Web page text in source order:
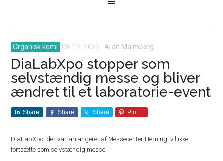
Organisk kemi 08. 12. 2022 Allan Malmberg
DiaLabXpo stopper som
selvstændig messe og bliver
ændret til et laboratorie-event
Share Share Share Pin
DiaLabXpo, der var arrangeret af Messecenter Herning, vil ikke
fortsætte som selvstændig messe.